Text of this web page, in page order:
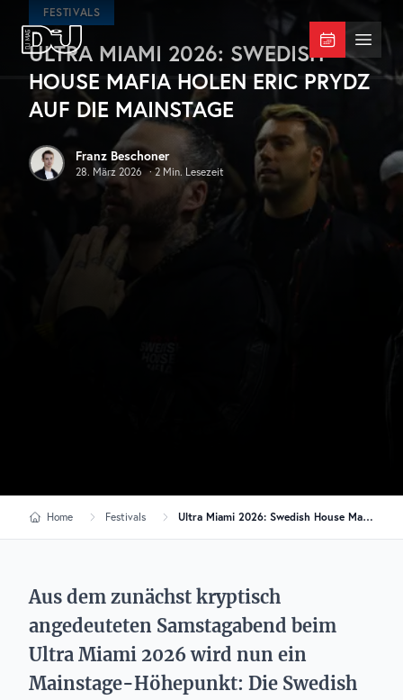
Zum Hauptinhalt springen
DJ Mag Germany Menü
FESTIVALS
ULTRA MIAMI 2026: SWEDISH
HOUSE MAFIA HOLEN ERIC PRYDZ
AUF DIE MAINSTAGE
Franz Beschoner
28. März 2026 ·2 Min. Lesezeit
Home Festivals Ultra Miami 2026: Swedish House Mafia holen Eric Prydz auf die Mainstage
Aus dem zunächst kryptisch
angedeuteten Samstagabend beim
Ultra Miami 2026 wird nun ein
Mainstage-Höhepunkt: Die Swedish